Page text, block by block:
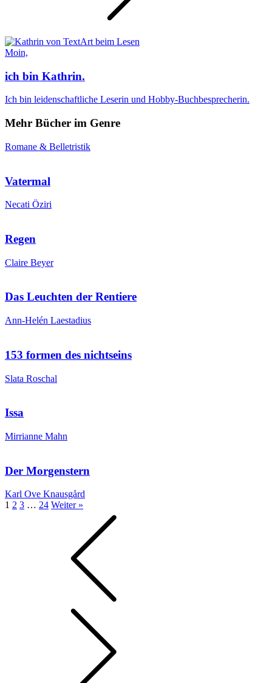
Moin,
ich bin Kathrin.
Ich bin leidenschaftliche Leserin und Hobby-Buchbesprecherin.
Mehr Bücher im Genre
Romane & Belletristik
Vatermal
Necati Öziri
Regen
Claire Beyer
Das Leuchten der Rentiere
Ann-Helén Laestadius
153 formen des nichtseins
Slata Roschal
Issa
Mirrianne Mahn
Der Morgenstern
Karl Ove Knausgård
1 2 3 … 24 Weiter »